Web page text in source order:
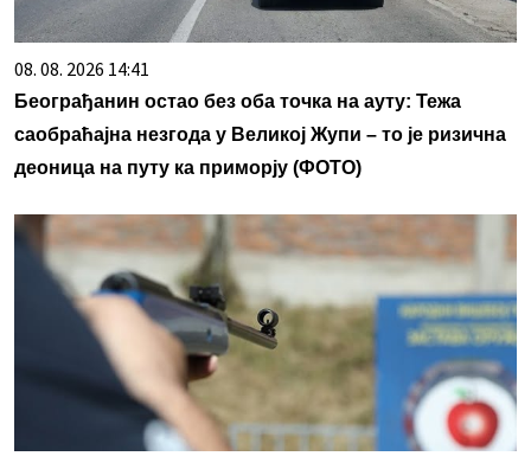
08. 08. 2026 14:41
Београђанин остао без оба точка на ауту: Тежа
саобраћајна незгода у Великој Жупи – то је ризична
деоница на путу ка приморју (ФОТО)